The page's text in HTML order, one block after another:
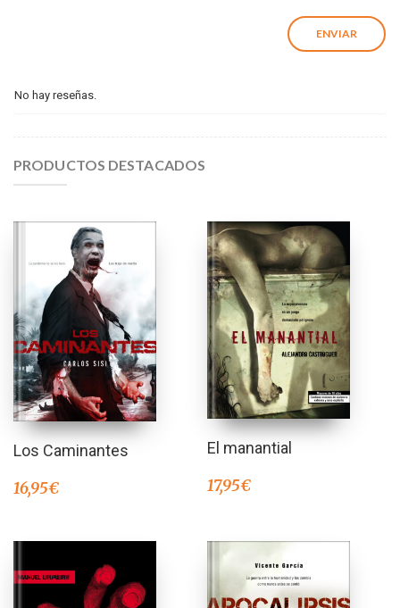
No hay reseñas.
PRODUCTOS DESTACADOS
Los Caminantes
16,95€
El manantial
17,95€